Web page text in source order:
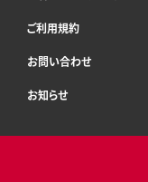
ご利用規約
お問い合わせ
お知らせ